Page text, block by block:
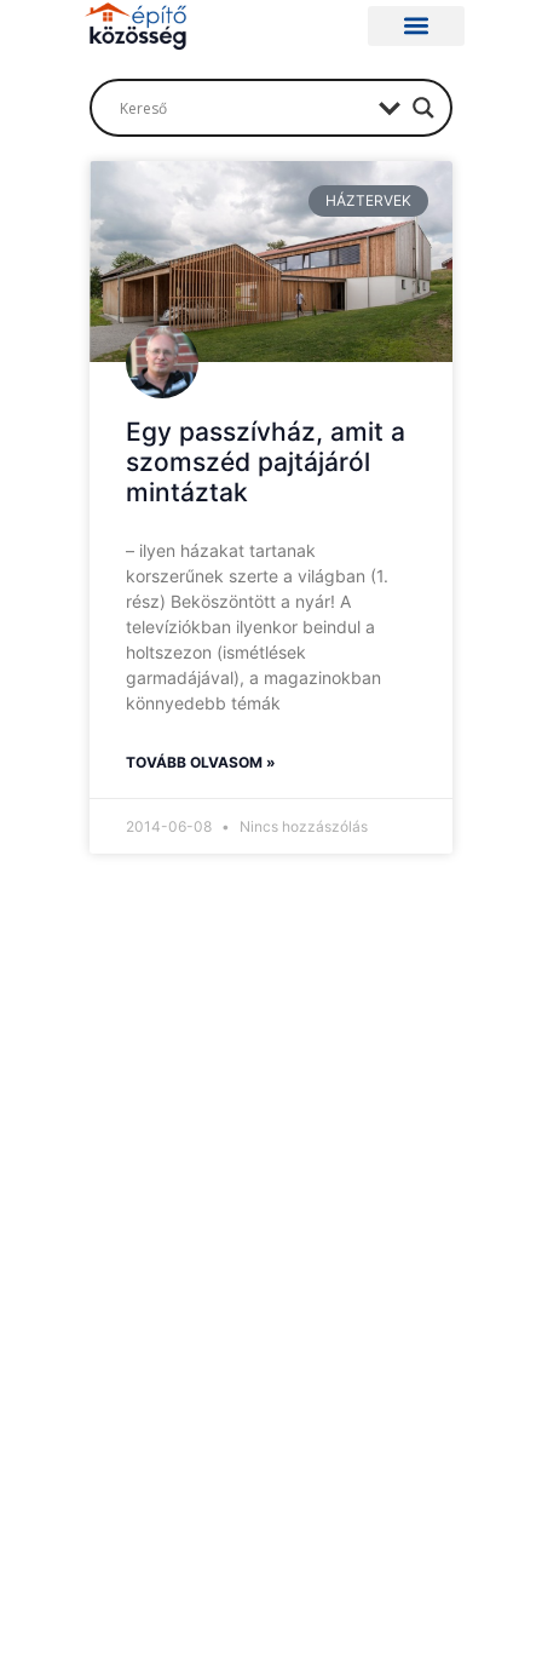
HÁZTERVEK
Egy passzívház, amit a
szomszéd pajtájáról
mintáztak
– ilyen házakat tartanak
korszerűnek szerte a világban (1.
rész) Beköszöntött a nyár! A
televíziókban ilyenkor beindul a
holtszezon (ismétlések
garmadájával), a magazinokban
könnyedebb témák
TOVÁBB OLVASOM »
2014-06-08 Nincs hozzászólás